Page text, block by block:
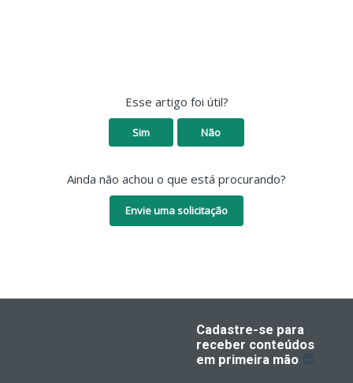
Esse artigo foi útil?
Sim Não
Ainda não achou o que está procurando?
Envie uma solicitação